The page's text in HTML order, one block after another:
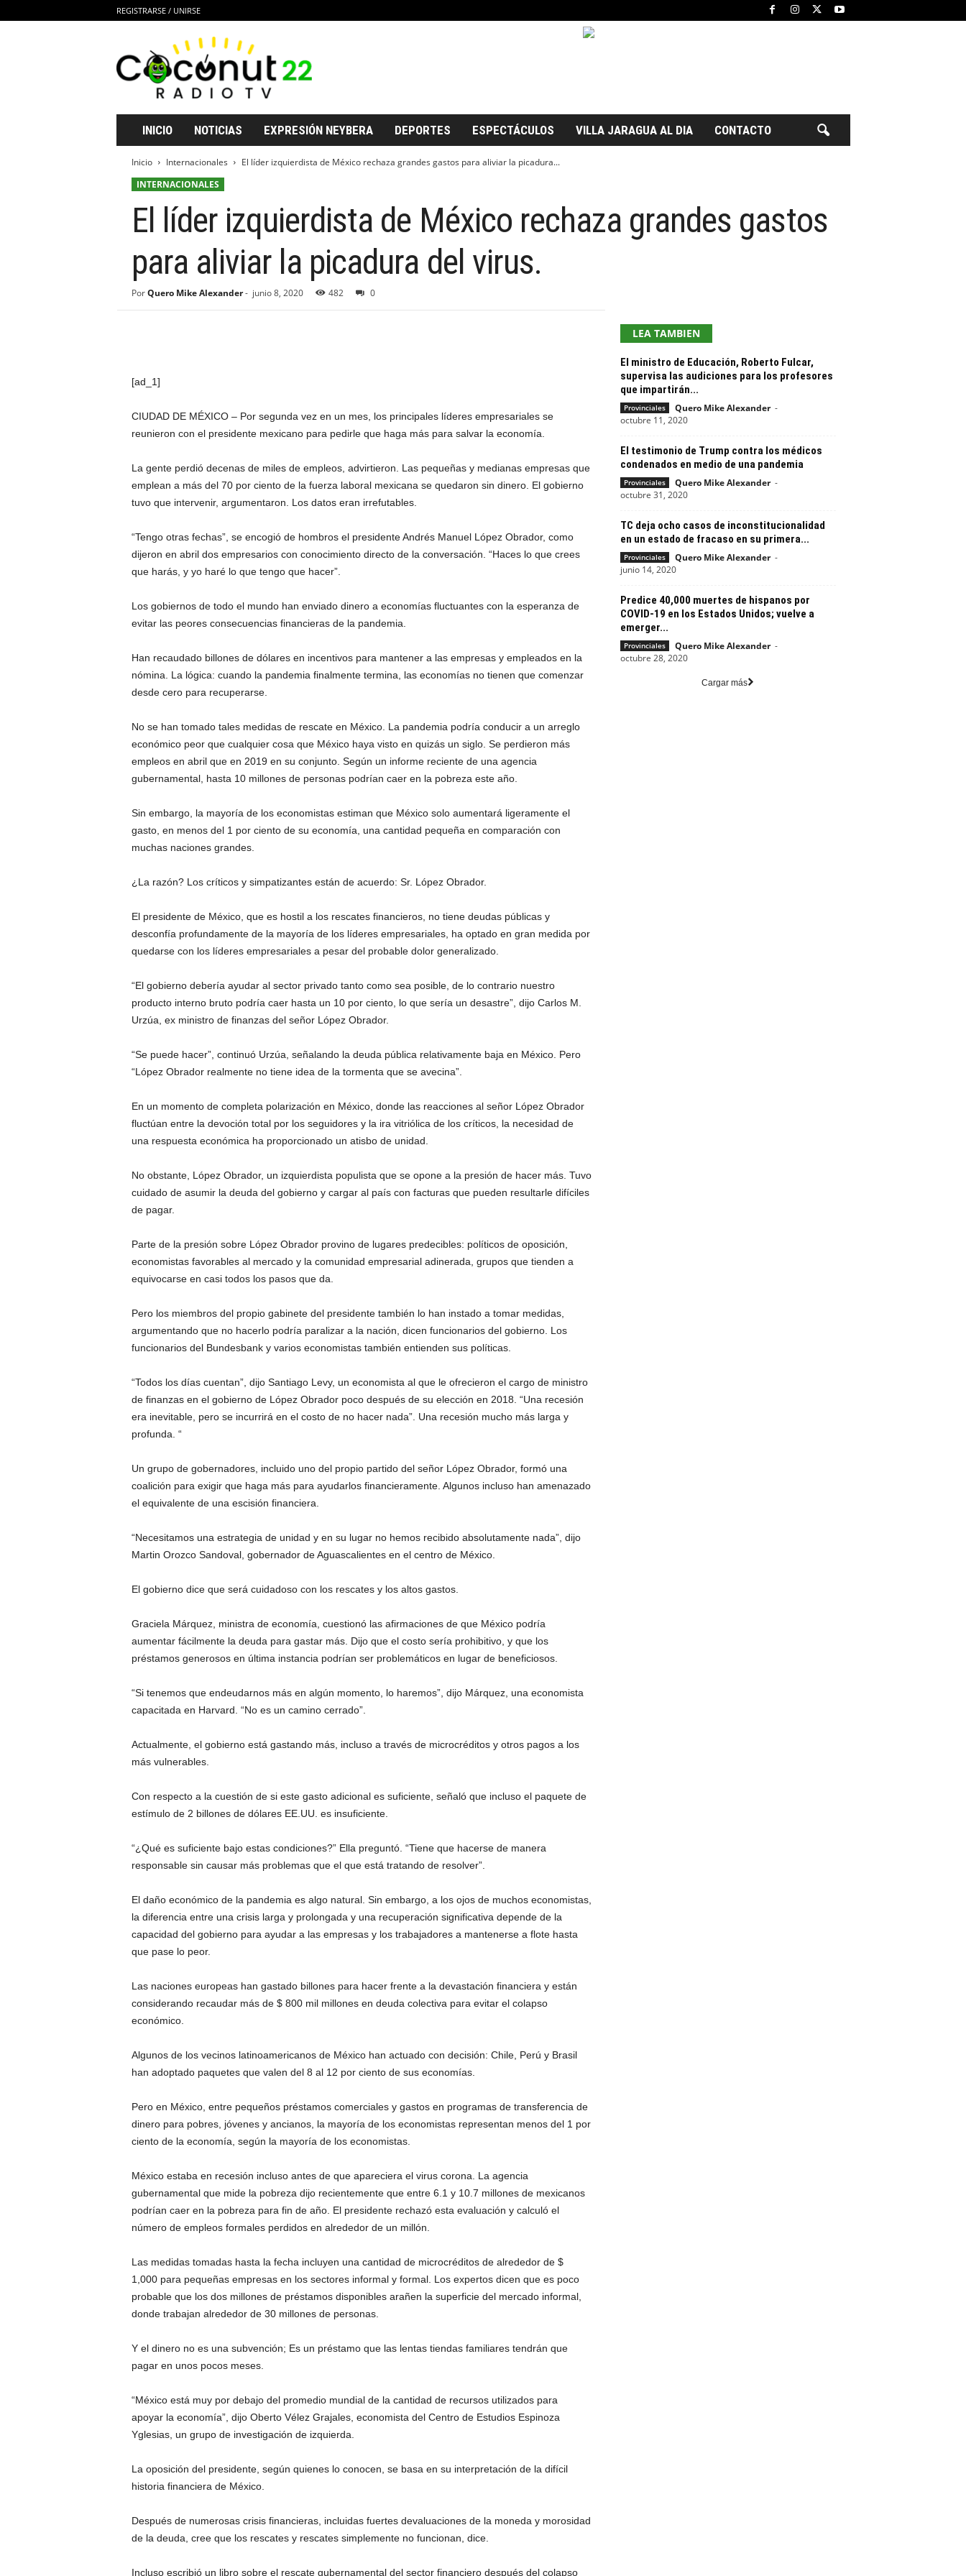
REGISTRARSE / UNIRSE
c
o
INICIO NOTICIAS EXPRESIÓN NEYBERA DEPORTES ESPECTÁCULOS VILLA JARAGUA AL DIA CONTACTO
Inicio Internacionales
El líder izquierdista de México rechaza grandes gastos para aliviar la picadura...
INTERNACIONALES
El líder izquierdista de México rechaza grandes gastos
para aliviar la picadura del virus.
Por Quero Mike Alexander- junio 8, 2020 482 0
[ad_1]
CIUDAD DE MÉXICO – Por segunda vez en un mes, los principales líderes empresariales se
reunieron con el presidente mexicano para pedirle que haga más para salvar la economía.
La gente perdió decenas de miles de empleos, advirtieron. Las pequeñas y medianas empresas que
emplean a más del 70 por ciento de la fuerza laboral mexicana se quedaron sin dinero. El gobierno
tuvo que intervenir, argumentaron. Los datos eran irrefutables.
“Tengo otras fechas”, se encogió de hombros el presidente Andrés Manuel López Obrador, como
dijeron en abril dos empresarios con conocimiento directo de la conversación. “Haces lo que crees
que harás, y yo haré lo que tengo que hacer”.
Los gobiernos de todo el mundo han enviado dinero a economías fluctuantes con la esperanza de
evitar las peores consecuencias financieras de la pandemia.
Han recaudado billones de dólares en incentivos para mantener a las empresas y empleados en la
nómina. La lógica: cuando la pandemia finalmente termina, las economías no tienen que comenzar
desde cero para recuperarse.
No se han tomado tales medidas de rescate en México. La pandemia podría conducir a un arreglo
económico peor que cualquier cosa que México haya visto en quizás un siglo. Se perdieron más
empleos en abril que en 2019 en su conjunto. Según un informe reciente de una agencia
gubernamental, hasta 10 millones de personas podrían caer en la pobreza este año.
Sin embargo, la mayoría de los economistas estiman que México solo aumentará ligeramente el
gasto, en menos del 1 por ciento de su economía, una cantidad pequeña en comparación con
muchas naciones grandes.
¿La razón? Los críticos y simpatizantes están de acuerdo: Sr. López Obrador.
El presidente de México, que es hostil a los rescates financieros, no tiene deudas públicas y
desconfía profundamente de la mayoría de los líderes empresariales, ha optado en gran medida por
quedarse con los líderes empresariales a pesar del probable dolor generalizado.
“El gobierno debería ayudar al sector privado tanto como sea posible, de lo contrario nuestro
producto interno bruto podría caer hasta un 10 por ciento, lo que sería un desastre”, dijo Carlos M.
Urzúa, ex ministro de finanzas del señor López Obrador.
“Se puede hacer”, continuó Urzúa, señalando la deuda pública relativamente baja en México. Pero
“López Obrador realmente no tiene idea de la tormenta que se avecina”.
En un momento de completa polarización en México, donde las reacciones al señor López Obrador
fluctúan entre la devoción total por los seguidores y la ira vitriólica de los críticos, la necesidad de
una respuesta económica ha proporcionado un atisbo de unidad.
No obstante, López Obrador, un izquierdista populista que se opone a la presión de hacer más. Tuvo
cuidado de asumir la deuda del gobierno y cargar al país con facturas que pueden resultarle difíciles
de pagar.
Parte de la presión sobre López Obrador provino de lugares predecibles: políticos de oposición,
economistas favorables al mercado y la comunidad empresarial adinerada, grupos que tienden a
equivocarse en casi todos los pasos que da.
Pero los miembros del propio gabinete del presidente también lo han instado a tomar medidas,
argumentando que no hacerlo podría paralizar a la nación, dicen funcionarios del gobierno. Los
funcionarios del Bundesbank y varios economistas también entienden sus políticas.
“Todos los días cuentan”, dijo Santiago Levy, un economista al que le ofrecieron el cargo de ministro
de finanzas en el gobierno de López Obrador poco después de su elección en 2018. “Una recesión
era inevitable, pero se incurrirá en el costo de no hacer nada”. Una recesión mucho más larga y
profunda. “
Un grupo de gobernadores, incluido uno del propio partido del señor López Obrador, formó una
coalición para exigir que haga más para ayudarlos financieramente. Algunos incluso han amenazado
el equivalente de una escisión financiera.
“Necesitamos una estrategia de unidad y en su lugar no hemos recibido absolutamente nada”, dijo
Martin Orozco Sandoval, gobernador de Aguascalientes en el centro de México.
El gobierno dice que será cuidadoso con los rescates y los altos gastos.
Graciela Márquez, ministra de economía, cuestionó las afirmaciones de que México podría
aumentar fácilmente la deuda para gastar más. Dijo que el costo sería prohibitivo, y que los
préstamos generosos en última instancia podrían ser problemáticos en lugar de beneficiosos.
“Si tenemos que endeudarnos más en algún momento, lo haremos”, dijo Márquez, una economista
capacitada en Harvard. “No es un camino cerrado”.
Actualmente, el gobierno está gastando más, incluso a través de microcréditos y otros pagos a los
más vulnerables.
Con respecto a la cuestión de si este gasto adicional es suficiente, señaló que incluso el paquete de
estímulo de 2 billones de dólares EE.UU. es insuficiente.
“¿Qué es suficiente bajo estas condiciones?” Ella preguntó. “Tiene que hacerse de manera
responsable sin causar más problemas que el que está tratando de resolver”.
El daño económico de la pandemia es algo natural. Sin embargo, a los ojos de muchos economistas,
la diferencia entre una crisis larga y prolongada y una recuperación significativa depende de la
capacidad del gobierno para ayudar a las empresas y los trabajadores a mantenerse a flote hasta
que pase lo peor.
Las naciones europeas han gastado billones para hacer frente a la devastación financiera y están
considerando recaudar más de $ 800 mil millones en deuda colectiva para evitar el colapso
económico.
Algunos de los vecinos latinoamericanos de México han actuado con decisión: Chile, Perú y Brasil
han adoptado paquetes que valen del 8 al 12 por ciento de sus economías.
Pero en México, entre pequeños préstamos comerciales y gastos en programas de transferencia de
dinero para pobres, jóvenes y ancianos, la mayoría de los economistas representan menos del 1 por
ciento de la economía, según la mayoría de los economistas.
México estaba en recesión incluso antes de que apareciera el virus corona. La agencia
gubernamental que mide la pobreza dijo recientemente que entre 6.1 y 10.7 millones de mexicanos
podrían caer en la pobreza para fin de año. El presidente rechazó esta evaluación y calculó el
número de empleos formales perdidos en alrededor de un millón.
Las medidas tomadas hasta la fecha incluyen una cantidad de microcréditos de alrededor de $
1,000 para pequeñas empresas en los sectores informal y formal. Los expertos dicen que es poco
probable que los dos millones de préstamos disponibles arañen la superficie del mercado informal,
donde trabajan alrededor de 30 millones de personas.
Y el dinero no es una subvención; Es un préstamo que las lentas tiendas familiares tendrán que
pagar en unos pocos meses.
“México está muy por debajo del promedio mundial de la cantidad de recursos utilizados para
apoyar la economía”, dijo Oberto Vélez Grajales, economista del Centro de Estudios Espinoza
Yglesias, un grupo de investigación de izquierda.
La oposición del presidente, según quienes lo conocen, se basa en su interpretación de la difícil
historia financiera de México.
Después de numerosas crisis financieras, incluidas fuertes devaluaciones de la moneda y morosidad
de la deuda, cree que los rescates y rescates simplemente no funcionan, dice.
Incluso escribió un libro sobre el rescate gubernamental del sector financiero después del colapso
LEA TAMBIEN
El ministro de Educación, Roberto Fulcar,
supervisa las audiciones para los profesores
que impartirán...
Provinciales Quero Mike Alexander -
octubre 11, 2020
El testimonio de Trump contra los médicos
condenados en medio de una pandemia
Provinciales Quero Mike Alexander -
octubre 31, 2020
TC deja ocho casos de inconstitucionalidad
en un estado de fracaso en su primera...
Provinciales Quero Mike Alexander -
junio 14, 2020
Predice 40,000 muertes de hispanos por
COVID-19 en los Estados Unidos; vuelve a
emerger...
Provinciales Quero Mike Alexander -
octubre 28, 2020
Cargar más